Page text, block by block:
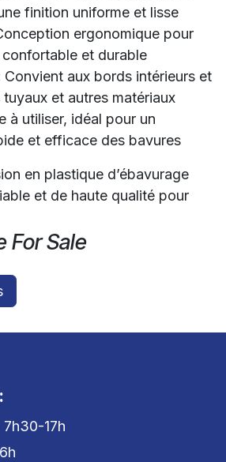
finition uniforme et lisse
ergonomique pour
et durable
Convient aux bords intérieurs et
et autres matériaux
à utiliser, idéal pour un
et efficace des bavures
en plastique d’ébavurage
et de haute qualité pour
For Sale
7h30-17h
16h